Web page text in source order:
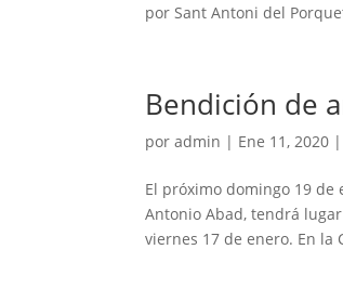
por Sant Antoni del
Bendición de
poradmin | Ene 11, 2020
El próximo domingo 19 de
Antonio Abad, tendrá
viernes 17 de enero. En la